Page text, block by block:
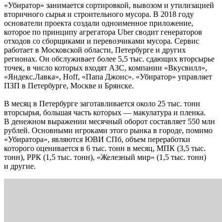
«Убиратор» занимается сортировкой, вывозом и утилизацией
вторичного сырья и строительного мусора. В 2018 году
основатели проекта создали одноименное приложение,
которое по принципу агрегатора Uber сводит генераторов
отходов со сборщиками и перевозчиками мусора. Сервис
работает в Московской области, Петербурге и других
регионах. Он обслуживает более 5,5 тыс. сдающих вторсырье
точек, в число которых входят АЗС, компании «Вкусвилл»,
«Яндекс.Лавка», Hoff, «Папа Джонс». «Убиратор» управляет
ПЗП в Петербурге, Москве и Брянске.
В месяц в Петербурге заготавливается около 25 тыс. тонн
вторсырья, большая часть которых — макулатура и пленка.
В денежном выражении месячный оборот составляет 550 млн
рублей. Основными игроками этого рынка в городе, помимо
«Убиратора», являются ЮВИ СПб, объем переработки
которого оценивается в 6 тыс. тонн в месяц, МПК (3,5 тыс.
тонн), РРК (1,5 тыс. тонн), «Железный мир» (1,5 тыс. тонн)
и другие.